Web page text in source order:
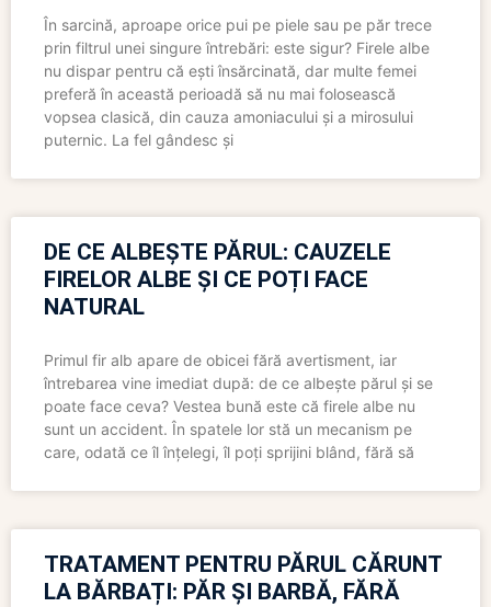
În sarcină, aproape orice pui pe piele sau pe păr trece
prin filtrul unei singure întrebări: este sigur? Firele albe
nu dispar pentru că ești însărcinată, dar multe femei
preferă în această perioadă să nu mai folosească
vopsea clasică, din cauza amoniacului și a mirosului
puternic. La fel gândesc și
DE CE ALBEȘTE PĂRUL: CAUZELE
FIRELOR ALBE ȘI CE POȚI FACE
NATURAL
Primul fir alb apare de obicei fără avertisment, iar
întrebarea vine imediat după: de ce albește părul și se
poate face ceva? Vestea bună este că firele albe nu
sunt un accident. În spatele lor stă un mecanism pe
care, odată ce îl înțelegi, îl poți sprijini blând, fără să
TRATAMENT PENTRU PĂRUL CĂRUNT
LA BĂRBAȚI: PĂR ȘI BARBĂ, FĂRĂ